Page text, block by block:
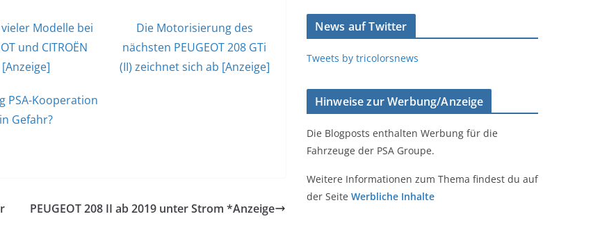
Modelle bei
und CITROËN
[Anzeige]
Die Motorisierung des
nächsten PEUGEOT 208 GTi
(II) zeichnet sich ab [Anzeige]
PSA-Kooperation
in Gefahr?
PEUGEOT 208 II ab 2019 unter Strom *Anzeige
News auf Twitter
Tweets by tricolorsnews
Hinweise zur Werbung/Anzeige
Die Blogposts enthalten Werbung für die
Fahrzeuge der PSA Groupe.
Weitere Informationen zum Thema findest du auf
der Seite Werbliche Inhalte